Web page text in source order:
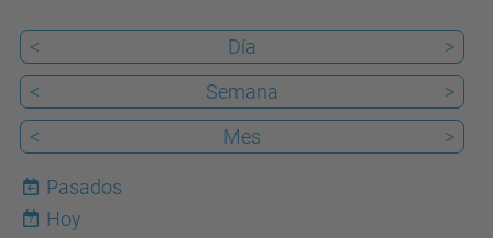
< Día
>
<
Semana
>
<
Mes >
Pasados
7
Hoy